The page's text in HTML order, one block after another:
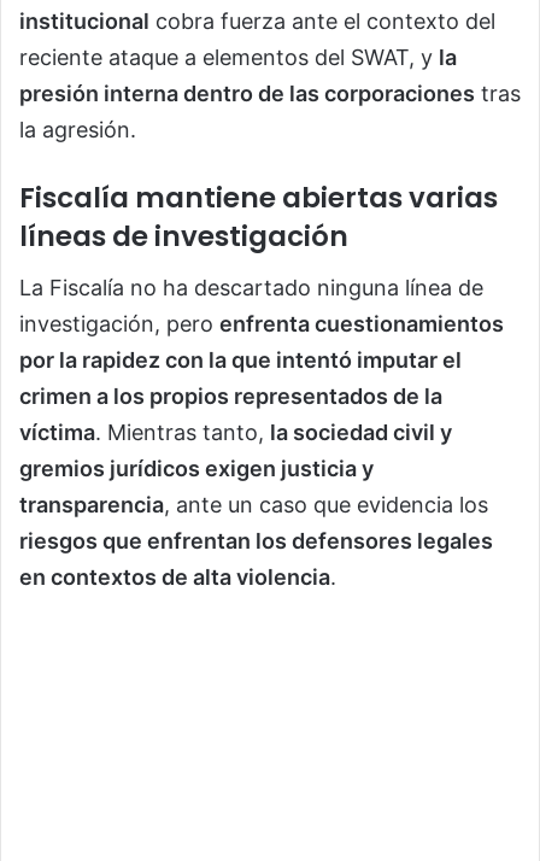
institucional cobra fuerza ante el contexto del
reciente ataque a elementos del SWAT, y la
presión interna dentro de las corporaciones tras
la agresión.
Fiscalía mantiene abiertas varias
líneas de investigación
La Fiscalía no ha descartado ninguna línea de
investigación, pero enfrenta cuestionamientos
por la rapidez con la que intentó imputar el
crimen a los propios representados de la
víctima. Mientras tanto, la sociedad civil y
gremios jurídicos exigen justicia y
transparencia, ante un caso que evidencia los
riesgos que enfrentan los defensores legales
en contextos de alta violencia.